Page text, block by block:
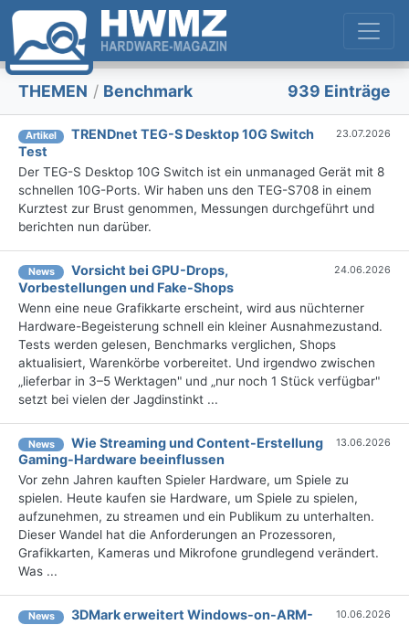
THEMEN / Benchmark 939 Einträge
Artikel
TRENDnet TEG-S Desktop 10G Switch
Test
23.07.2026
Der TEG-S Desktop 10G Switch ist ein unmanaged Gerät mit 8
schnellen 10G-Ports. Wir haben uns den TEG-S708 in einem
Kurztest zur Brust genommen, Messungen durchgeführt und
berichten nun darüber.
News
Vorsicht bei GPU-Drops,
Vorbestellungen und Fake-Shops
24.06.2026
Wenn eine neue Grafikkarte erscheint, wird aus nüchterner
Hardware-Begeisterung schnell ein kleiner Ausnahmezustand.
Tests werden gelesen, Benchmarks verglichen, Shops
aktualisiert, Warenkörbe vorbereitet. Und irgendwo zwischen
„lieferbar in 3–5 Werktagen" und „nur noch 1 Stück verfügbar"
setzt bei vielen der Jagdinstinkt ...
News
Wie Streaming und Content-Erstellung
Gaming-Hardware beeinflussen
13.06.2026
Vor zehn Jahren kauften Spieler Hardware, um Spiele zu
spielen. Heute kaufen sie Hardware, um Spiele zu spielen,
aufzunehmen, zu streamen und ein Publikum zu unterhalten.
Dieser Wandel hat die Anforderungen an Prozessoren,
Grafikkarten, Kameras und Mikrofone grundlegend verändert.
Was ...
News
3DMark erweitert Windows-on-ARM-
10.06.2026